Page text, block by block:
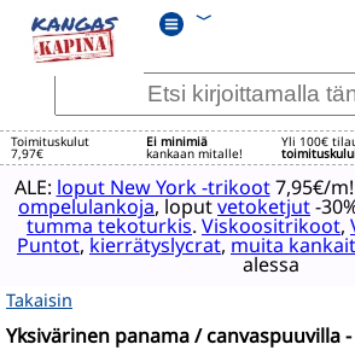
﹀
Toimituskulut
7,97€
Ei minimiä
kankaan mitalle!
Yli 100€
ALE: loput New York -trikoot7,95€/m!
ompelulankoja, loputvetoketjut-
tumma tekoturkis. Viskoositrikoot,
Puntot,kierrätyslycrat,muita
alessa
Takaisin
Yksivärinen panama / canvaspuuvilla -